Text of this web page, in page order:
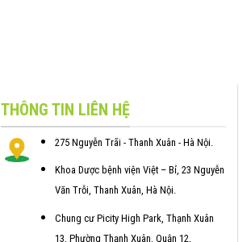
THÔNG TIN LIÊN HỆ
275 Nguyễn Trãi - Thanh Xuân - Hà Nội.
Khoa Dược bệnh viện Việt – Bỉ, 23 Nguyễn
Văn Trỗi, Thanh Xuân, Hà Nội.
Chung cư Picity High Park, Thạnh Xuân
13, Phường Thạnh Xuân, Quận 12,